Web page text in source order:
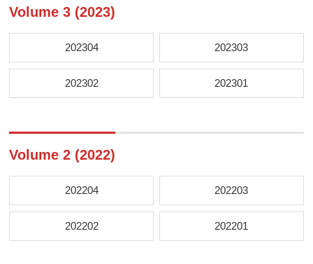
Volume 3 (2023)
202304 202303
202302 202301
Volume 2 (2022)
202204 202203
202202 202201